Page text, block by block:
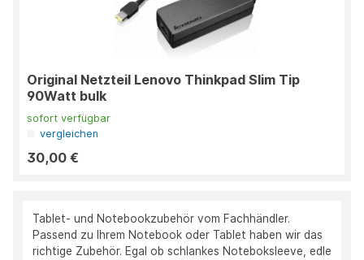
Original Netzteil Lenovo Thinkpad Slim Tip
90Watt bulk
sofort verfügbar
vergleichen
30,00 €
Tablet- und Notebookzubehör vom Fachhändler.
Passend zu Ihrem Notebook oder Tablet haben wir das
richtige Zubehör. Egal ob schlankes Noteboksleeve, edle